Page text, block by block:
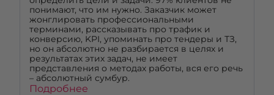
понимают, что им нужно. Заказчик может
жонглировать профессиональными
терминами, рассказывать про трафик и
конверсию, KPI, упоминать про тендеры и ТЗ,
но он абсолютно не разбирается в целях и
результатах этих задач, не имеет
представления о методах работы, вся его речь
– абсолютный сумбур.
Подробнее